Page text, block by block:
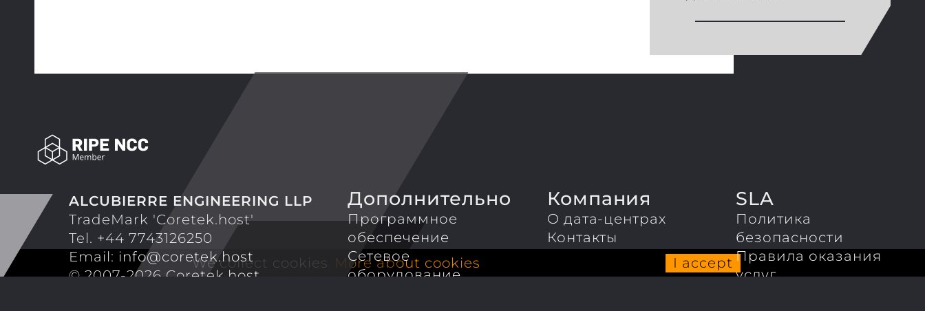
ALCUBIERRE ENGINEERING LLP
TradeMark 'Coretek.host'
Tel. +44 7743126250
Email: info@coretek.host
© 2007-2026 Coretek.host
Дополнительно
Программное
обеспечение
Сетевое
оборудование
Компания
О дата-центрах
Контакты
SLA
Политика
безопасности
Правила оказания
услуг
We collect cookies More about cookies I accept